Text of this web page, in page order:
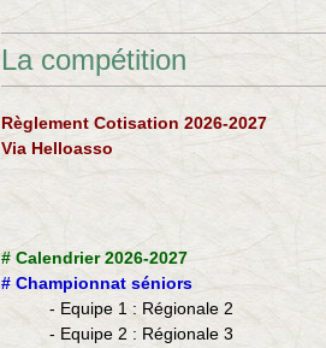
La compétition
Règlement Cotisation 2026-2027
Via Helloasso
# Calendrier 2026-2027
# Championnat séniors
- Equipe 1 : Régionale 2
- Equipe 2 : Régionale 3